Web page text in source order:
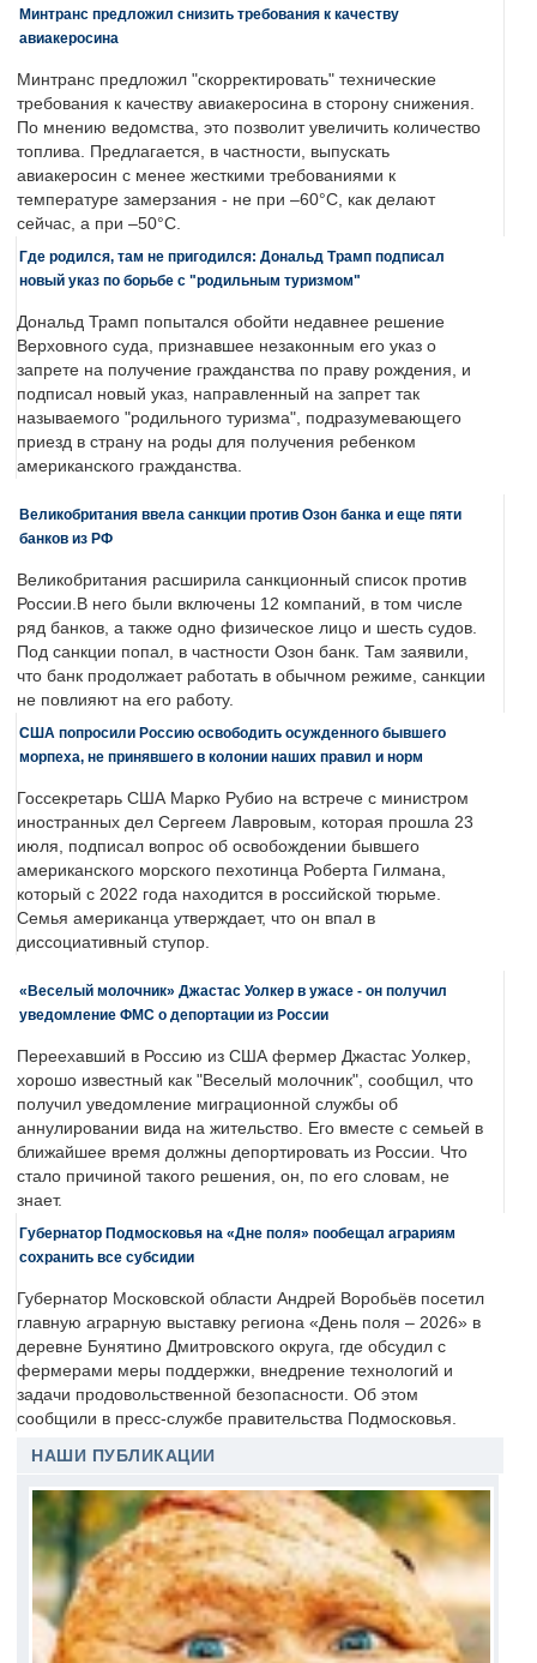
Минтранс предложил снизить требования к качеству
авиакеросина
Минтранс предложил "скорректировать" технические
требования к качеству авиакеросина в сторону снижения.
По мнению ведомства, это позволит увеличить количество
топлива. Предлагается, в частности, выпускать
авиакеросин с менее жесткими требованиями к
температуре замерзания - не при –60°C, как делают
сейчас, а при –50°C.
Где родился, там не пригодился: Дональд Трамп подписал
новый указ по борьбе с "родильным туризмом"
Дональд Трамп попытался обойти недавнее решение
Верховного суда, признавшее незаконным его указ о
запрете на получение гражданства по праву рождения, и
подписал новый указ, направленный на запрет так
называемого "родильного туризма", подразумевающего
приезд в страну на роды для получения ребенком
американского гражданства.
Великобритания ввела санкции против Озон банка и еще пяти
банков из РФ
Великобритания расширила санкционный список против
России.В него были включены 12 компаний, в том числе
ряд банков, а также одно физическое лицо и шесть судов.
Под санкции попал, в частности Озон банк. Там заявили,
что банк продолжает работать в обычном режиме, санкции
не повлияют на его работу.
США попросили Россию освободить осужденного бывшего
морпеха, не принявшего в колонии наших правил и норм
Госсекретарь США Марко Рубио на встрече с министром
иностранных дел Сергеем Лавровым, которая прошла 23
июля, подписал вопрос об освобождении бывшего
американского морского пехотинца Роберта Гилмана,
который с 2022 года находится в российской тюрьме.
Семья американца утверждает, что он впал в
диссоциативный ступор.
«Веселый молочник» Джастас Уолкер в ужасе - он получил
уведомление ФМС о депортации из России
Переехавший в Россию из США фермер Джастас Уолкер,
хорошо известный как "Веселый молочник", сообщил, что
получил уведомление миграционной службы об
аннулировании вида на жительство. Его вместе с семьей в
ближайшее время должны депортировать из России. Что
стало причиной такого решения, он, по его словам, не
знает.
Губернатор Подмосковья на «Дне поля» пообещал аграриям
сохранить все субсидии
Губернатор Московской области Андрей Воробьёв посетил
главную аграрную выставку региона «День поля – 2026» в
деревне Бунятино Дмитровского округа, где обсудил с
фермерами меры поддержки, внедрение технологий и
задачи продовольственной безопасности. Об этом
сообщили в пресс-службе правительства Подмосковья.
НАШИ ПУБЛИКАЦИИ